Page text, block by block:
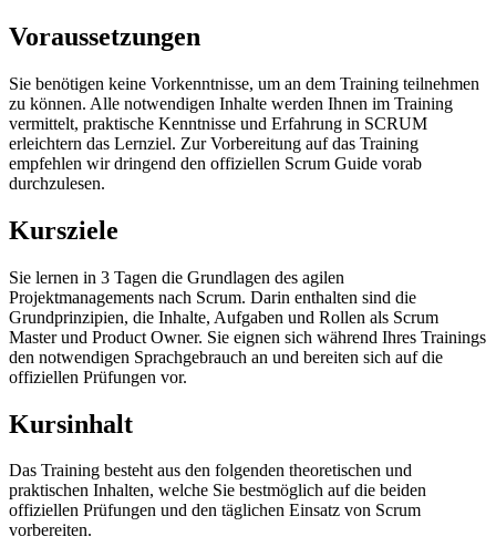
Voraussetzungen
Sie benötigen keine Vorkenntnisse, um an dem Training teilnehmen
zu können. Alle notwendigen Inhalte werden Ihnen im Training
vermittelt, praktische Kenntnisse und Erfahrung in SCRUM
erleichtern das Lernziel. Zur Vorbereitung auf das Training
empfehlen wir dringend den offiziellen Scrum Guide vorab
durchzulesen.
Kursziele
Sie lernen in 3 Tagen die Grundlagen des agilen
Projektmanagements nach Scrum. Darin enthalten sind die
Grundprinzipien, die Inhalte, Aufgaben und Rollen als Scrum
Master und Product Owner. Sie eignen sich während Ihres Trainings
den notwendigen Sprachgebrauch an und bereiten sich auf die
offiziellen Prüfungen vor.
Kursinhalt
Das Training besteht aus den folgenden theoretischen und
praktischen Inhalten, welche Sie bestmöglich auf die beiden
offiziellen Prüfungen und den täglichen Einsatz von Scrum
vorbereiten.